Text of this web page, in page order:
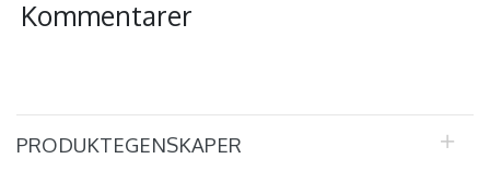
Kommentarer
PRODUKTEGENSKAPER